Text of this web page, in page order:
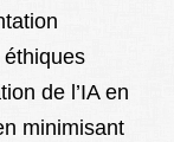
de l’IA en
minimisant